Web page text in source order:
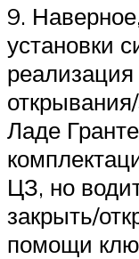
9.
установки
реализация
Ладе
ЦЗ, но
закрыть/
помощи